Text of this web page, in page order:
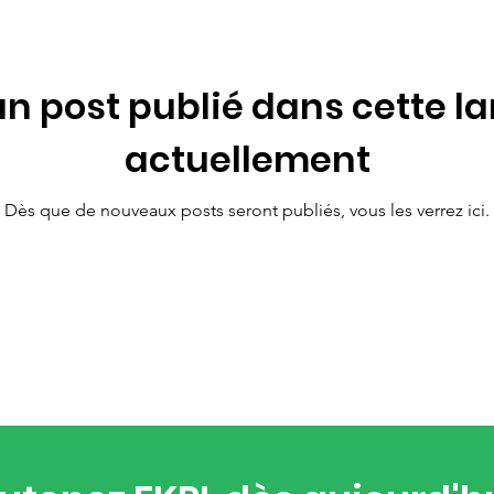
post publié dans cette
actuellement
Dès que de nouveaux posts seront publiés, vous les verrez ici.